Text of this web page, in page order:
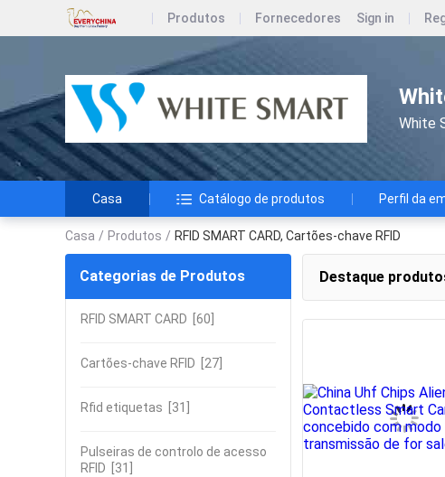
Produtos Fornecedores Sign in
White
Casa Catálogo de produtos Perfil da
Casa / Produtos / RFID SMART CARD, Cartões-chave RFID
Categorias de Produtos
RFID SMART CARD [60]
Cartões-chave RFID [27]
Rfid etiquetas [31]
Pulseiras de controlo de acesso
RFID [31]
Destaque